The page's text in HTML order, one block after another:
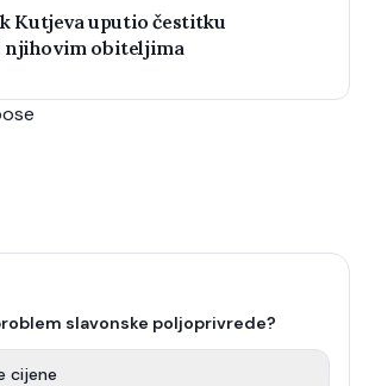
Kutjeva uputio čestitku
obiteljima
slavonske poljoprivrede?
cijene